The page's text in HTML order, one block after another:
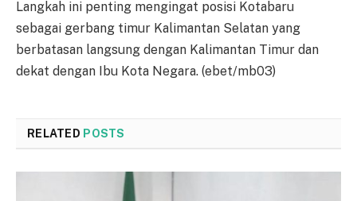
Langkah ini penting mengingat posisi Kotabaru
sebagai gerbang timur Kalimantan Selatan yang
berbatasan langsung dengan Kalimantan Timur dan
dekat dengan Ibu Kota Negara. (ebet/mb03)
RELATED POSTS